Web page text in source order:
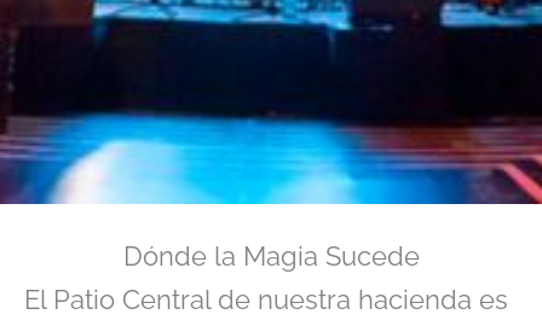
Dónde la Magia Sucede
El Patio Central de nuestra hacienda es